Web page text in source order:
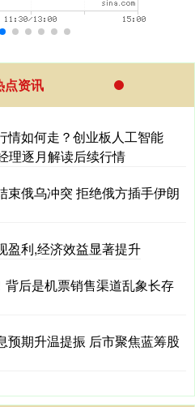
点资讯
情如何走？创业板人工智能
理逐月解读后续行情
束俄乌冲突 拒绝俄方插手伊朗
盈利,经济效益显著提升
后是机票销售渠道乱象长存
预期升温提振 后市聚焦蓝筹股